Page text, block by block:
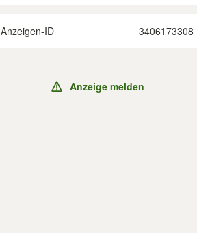
Anzeigen-ID 3406173308
Anzeige melden